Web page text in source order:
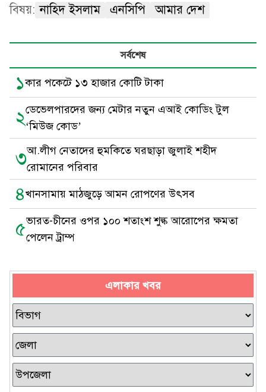
বিষয়: নাহিদ ইসলাম এনসিপি আমার দেশ
সর্বশেষ
১কার পকেটে ১৩ হাজার কোটি টাকা
২ডেভেলপারদের জন্য মেটার নতুন এআই কোডিং টুল
‘মিউজ কোড’
৩আ.লীগ নেতাদের হুমকিতে ঘরছাড়া জুলাই শহীদ
রোমানের পরিবার
৪খানসামায় মাঠজুড়ে আমন রোপণের উৎসব
৫ভারত-চীনের ওপর ১০০ শতাংশ শুল্ক আরোপের ক্ষমতা
পেলেন ট্রাম্প
এলাকার খবর